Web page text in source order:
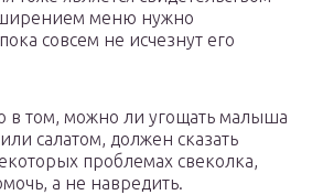
меню нужно
совсем не исчезнут его
в том, можно ли угощать малыша
салатом, должен сказать
проблемах свеколка,
а не навредить.